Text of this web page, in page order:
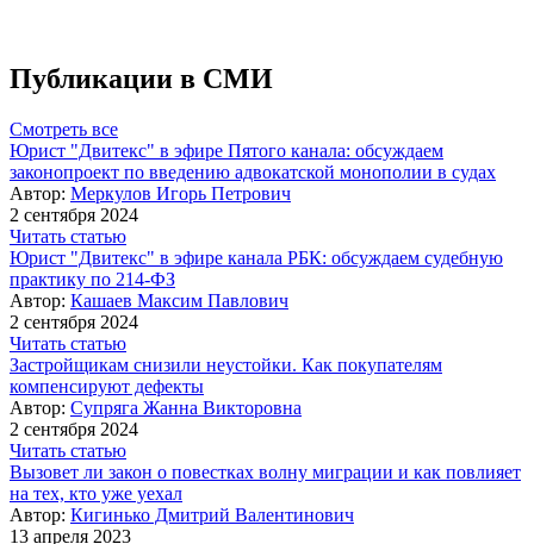
Публикации в СМИ
Смотреть все
Юрист "Двитекс" в эфире Пятого канала: обсуждаем
законопроект по введению адвокатской монополии в судах
Автор: Меркулов Игорь Петрович
2 сентября 2024
Читать статью
Юрист "Двитекс" в эфире канала РБК: обсуждаем судебную
практику по 214-ФЗ
Автор: Кашаев Максим Павлович
2 сентября 2024
Читать статью
Застройщикам снизили неустойки. Как покупателям
компенсируют дефекты
Автор: Супряга Жанна Викторовна
2 сентября 2024
Читать статью
Вызовет ли закон о повестках волну миграции и как повлияет
на тех, кто уже уехал
Автор: Кигинько Дмитрий Валентинович
13 апреля 2023